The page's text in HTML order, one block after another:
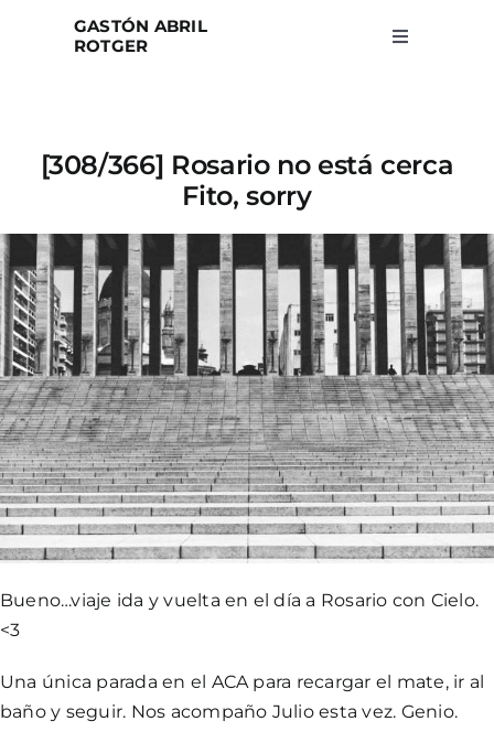
GASTÓN ABRIL
ROTGER
Toggle
Projects
Blog
About
Search
for:
[308/366] Rosario no está cerca
Fito, sorry
Bueno…viaje ida y vuelta en el día a Rosario con Cielo.
<3
Una única parada en el ACA para recargar el mate, ir al
baño y seguir. Nos acompaño Julio esta vez. Genio.